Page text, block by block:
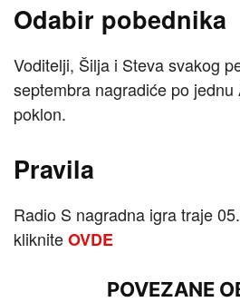
Odabir pobednika
Voditelji, Šilja i Steva svakog
septembra nagradiće po
poklon.
Pravila
Radio S nagradna igra traje
klikniteOVDE
POVEZANE